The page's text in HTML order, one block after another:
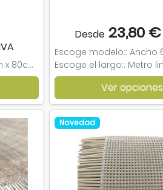
Restos rejilla clásica: 35 cm x 80cm, 40cm x 55cm, 40cm x 65cm, 40cm x 70cm, 40cm x 85cm, 40cm x 90cm, 45cm x 70cm, 45cm x 75cm, 45cm x 85cm, 45cm x 90cm, 50cm x 45cm, 50cm x 75cm, 50cm x 80cm, 50cm x 85cm, 50cm x 90cm, 50cm x 95cm, 55cm x 50cm, 60cm x 50cm, 60cm x 65cm, 60cm x 70cm, 60cm x 80cm, 60cm x 85cm, 70cm x 50cm, 70cm x 75cm, 70cm x 80cm, 70cm x 85cm, 75cm x 60cm, 75cm x 70cm, 75cm x 85cm, 75cm x 95cm, 80cm x 35cm, 90cm x 60cm, 95cm x 90cm
Desde 23,80 €
Ver opciones
Novedad